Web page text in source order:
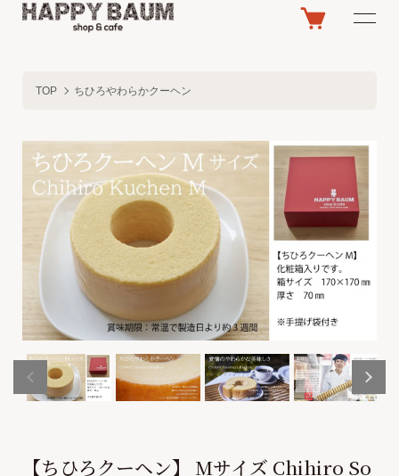
TOP ちひろやわらかクーヘン
【ちひろクーヘン】 Mサイズ Chihiro So